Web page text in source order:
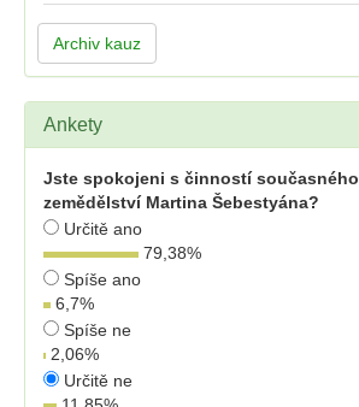
Archiv kauz
Ankety
Jste spokojeni s činností
zemědělství Martina Šebestyána?
Určitě ano
79,38%
Spíše ano
6,7%
Spíše ne
2,06%
Určitě ne